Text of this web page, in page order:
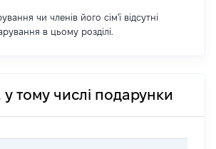
чи членів його сім'ї відсутні
в цьому розділі.
у тому числі подарунки